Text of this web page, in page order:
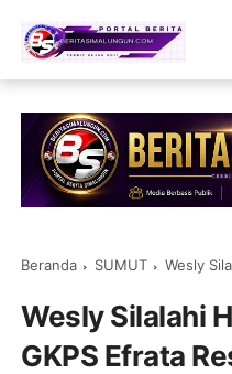
Beranda SUMUT Wesly Silalahi
Wesly Silalahi
GKPS Efrata